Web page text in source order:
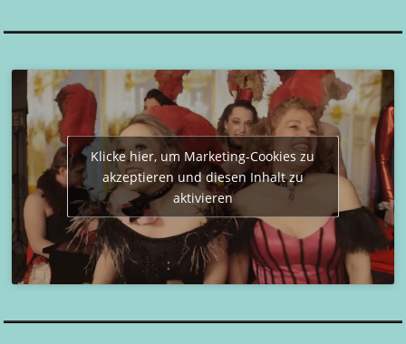
Klicke hier, um Marketing-Cookies zu
akzeptieren und diesen Inhalt zu
aktivieren